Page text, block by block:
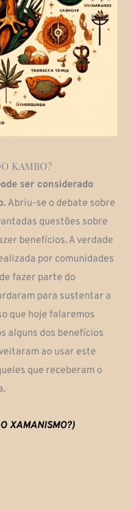
KAMBO?
ser considerado
Abriu-se o debate sobre
questões sobre
benefícios. A verdade
por comunidades
fazer parte do
para sustentar a
que hoje falaremos
alguns dos benefícios
ao usar este
que receberam o
XAMANISMO?)